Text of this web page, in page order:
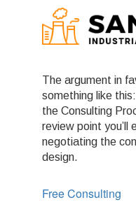
The argument in
something like
the Consulting
review point you’ll
negotiating the
design.
Free Consulting